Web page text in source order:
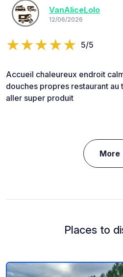
VanAliceLolo
12/06/2026
5/5
Accueil chaleureux endroit
douches propres restaurant au
aller super produit
More
Places to